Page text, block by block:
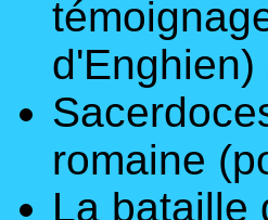
romaine
La bataille